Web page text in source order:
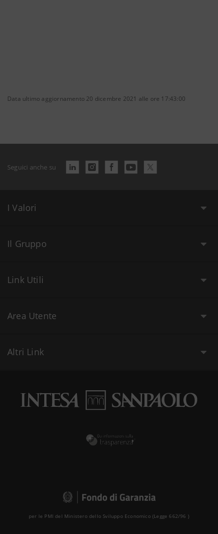
Data ultimo aggiornamento 20 dicembre 2021 alle ore 17:43:00
Seguici anche su
I Valori
Il Gruppo
Link Utili
Area Utente
Altri Link
per le PMI del Ministero dello Sviluppo Economico (Legge 662/96 )